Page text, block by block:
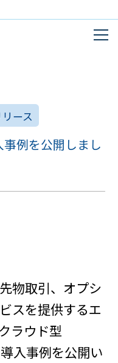
ース
例を公開しまし
物取引、オプシ
スを提供するエ
ラウド型
入事例を公開い